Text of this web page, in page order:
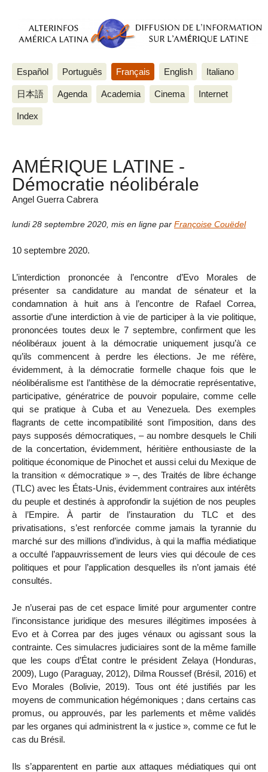
Español Português Français English Italiano
日本語 Agenda Academia Cinema Internet
Index
AMÉRIQUE LATINE -
Démocratie néolibérale
Angel Guerra Cabrera
lundi 28 septembre 2020 mis en ligne par Françoise Couëdel
10 septembre 2020.
L’interdiction prononcée à l’encontre d’Evo Morales de
présenter sa candidature au mandat de sénateur et la
condamnation à huit ans à l’encontre de Rafael Correa,
assortie d’une interdiction à vie de participer à la vie politique,
prononcées toutes deux le 7 septembre, confirment que les
néolibéraux jouent à la démocratie uniquement jusqu’à ce
qu’ils commencent à perdre les élections. Je me réfère,
évidemment, à la démocratie formelle chaque fois que le
néolibéralisme est l’antithèse de la démocratie représentative,
participative, génératrice de pouvoir populaire, comme celle
qui se pratique à Cuba et au Venezuela. Des exemples
flagrants de cette incompatibilité sont l’imposition, dans des
pays supposés démocratiques, – au nombre desquels le Chili
de la concertation, évidemment, héritière enthousiaste de la
politique économique de Pinochet et aussi celui du Mexique de
la transition « démocratique » –, des Traités de libre échange
(TLC) avec les États-Unis, évidemment contraires aux intérêts
du peuple et destinés à approfondir la sujétion de nos peuples
à l’Empire. À partir de l’instauration du TLC et des
privatisations, s’est renforcée comme jamais la tyrannie du
marché sur des millions d’individus, à qui la maffia médiatique
a occulté l’appauvrissement de leurs vies qui découle de ces
politiques et pour l’application desquelles ils n’ont jamais été
consultés.
Je n’userai pas de cet espace limité pour argumenter contre
l’inconsistance juridique des mesures illégitimes imposées à
Evo et à Correa par des juges vénaux ou agissant sous la
contrainte. Ces simulacres judiciaires sont de la même famille
que les coups d’État contre le président Zelaya (Honduras,
2009), Lugo (Paraguay, 2012), Dilma Roussef (Brésil, 2016) et
Evo Morales (Bolivie, 2019). Tous ont été justifiés par les
moyens de communication hégémoniques ; dans certains cas
promus, ou approuvés, par les parlements et même validés
par les organes qui administrent la « justice », comme ce fut le
cas du Brésil.
Ils s’apparentent en partie aux attaques médiatiques qui ont